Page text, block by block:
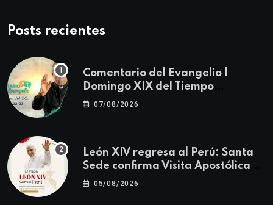
Posts recientes
Comentario del Evangelio |
Domingo XIX del Tiempo
Ordinario | Mateo 14, 22-23
07/08/2026
León XIV regresa al Perú: Santa
Sede confirma Visita Apostólica
del 11 al 17 de noviembre
05/08/2026